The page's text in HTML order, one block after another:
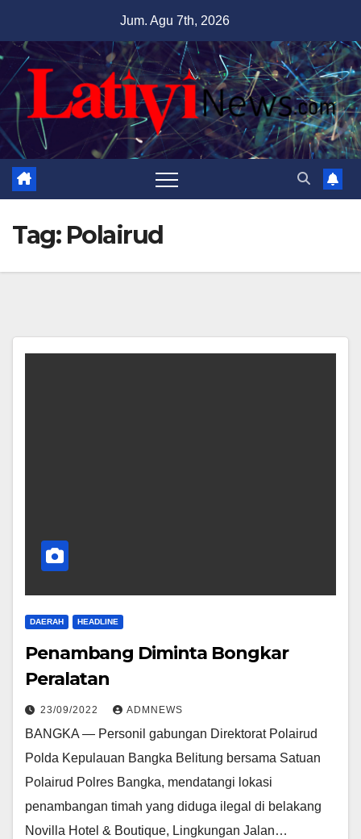
content
Jum. Agu 7th, 2026
Tag: Polairud
DAERAH HEADLINE
Penambang Diminta Bongkar
Peralatan
23/09/2022 ADMNEWS
BANGKA — Personil gabungan Direktorat Polairud
Polda Kepulauan Bangka Belitung bersama Satuan
Polairud Polres Bangka, mendatangi lokasi
penambangan timah yang diduga ilegal di belakang
Novilla Hotel & Boutique, Lingkungan Jalan…